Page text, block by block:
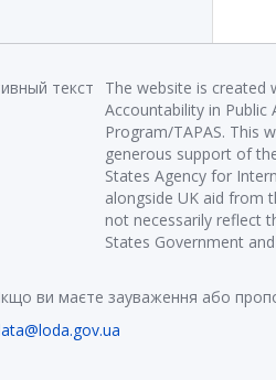
The website is created
Accountability in Public
Program/TAPAS. This
generous support of
States Agency for
alongside UK aid from
not necessarily reflect
States Government
ви маєте зауваження або